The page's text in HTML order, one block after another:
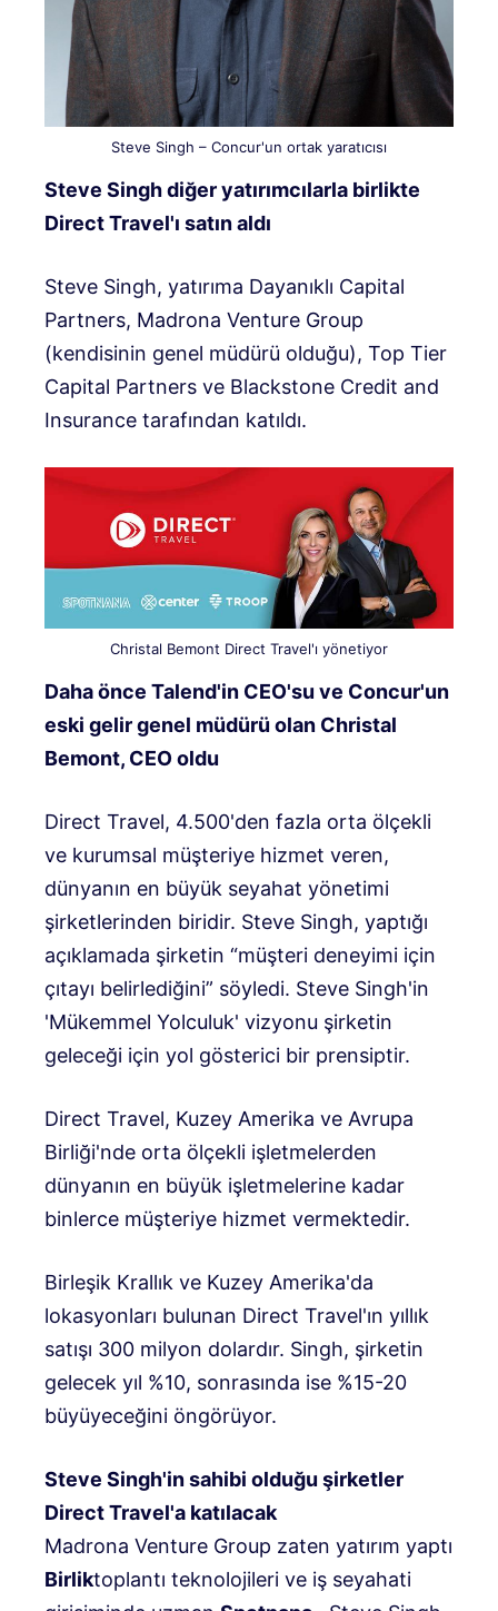
Steve Singh – Concur'un ortak yaratıcısı
Steve Singh diğer yatırımcılarla birlikte
Direct Travel'ı satın aldı
Steve Singh, yatırıma Dayanıklı Capital
Partners, Madrona Venture Group
(kendisinin genel müdürü olduğu), Top Tier
Capital Partners ve Blackstone Credit and
Insurance tarafından katıldı.
Christal Bemont Direct Travel'ı yönetiyor
Daha önce Talend'in CEO'su ve Concur'un
eski gelir genel müdürü olan Christal
Bemont, CEO oldu
Direct Travel, 4.500'den fazla orta ölçekli
ve kurumsal müşteriye hizmet veren,
dünyanın en büyük seyahat yönetimi
şirketlerinden biridir. Steve Singh, yaptığı
açıklamada şirketin “müşteri deneyimi için
çıtayı belirlediğini” söyledi. Steve Singh'in
'Mükemmel Yolculuk' vizyonu şirketin
geleceği için yol gösterici bir prensiptir.
Direct Travel, Kuzey Amerika ve Avrupa
Birliği'nde orta ölçekli işletmelerden
dünyanın en büyük işletmelerine kadar
binlerce müşteriye hizmet vermektedir.
Birleşik Krallık ve Kuzey Amerika'da
lokasyonları bulunan Direct Travel'ın yıllık
satışı 300 milyon dolardır. Singh, şirketin
gelecek yıl %10, sonrasında ise %15-20
büyüyeceğini öngörüyor.
Steve Singh'in sahibi olduğu şirketler
Direct Travel'a katılacak
Madrona Venture Group zaten yatırım yaptı
Birliktoplantı teknolojileri ve iş seyahati